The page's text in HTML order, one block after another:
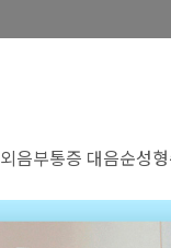
외음부통증 대음순성